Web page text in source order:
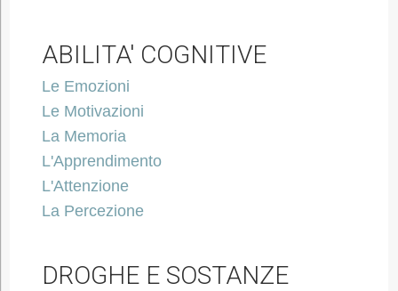
ABILITA' COGNITIVE
Le Emozioni
Le Motivazioni
La Memoria
L'Apprendimento
L'Attenzione
La Percezione
DROGHE E SOSTANZE